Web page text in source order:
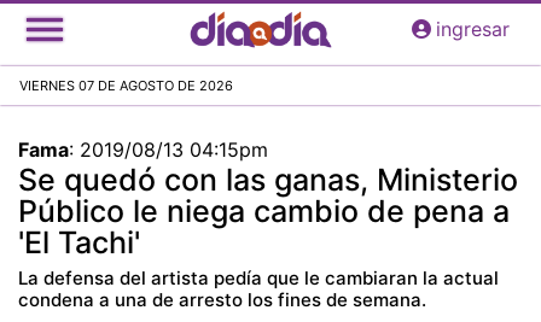
Pasar
al
principal
ingresar
VIERNES 07 DE AGOSTO DE 2026
Fama: 2019/08/13 04:15pm
Se quedó con las ganas, Ministerio
Público le niega cambio de pena a
'El Tachi'
La defensa del artista pedía que le cambiaran la actual
condena a una de arresto los fines de semana.